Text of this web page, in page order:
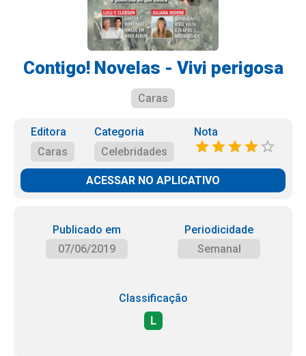
Contigo! Novelas - Vivi perigosa
Caras
Editora
Caras
Categoria
Celebridades
Nota
ACESSAR NO APLICATIVO
Publicado em
07/06/2019
Periodicidade
Semanal
Classificação
L